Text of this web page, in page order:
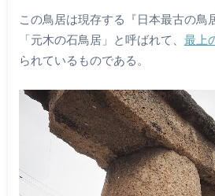
この鳥居は現存する『日本最古の鳥
「元木の石鳥居」と呼ばれて、 最上
られているものである。